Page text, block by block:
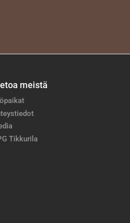
meistä
Tikkurila